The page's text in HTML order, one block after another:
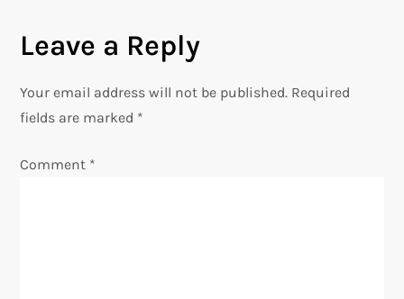
n
a
Leave a Reply
Your email address will not be published. Required
fields are marked *
Comment *